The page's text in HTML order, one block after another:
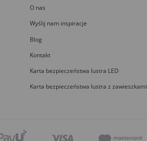
O nas
Wyślij nam inspiracje
Blog
Kontakt
Karta bezpieczeństwa lustra LED
Karta bezpieczeństwa lustra z zawieszkami